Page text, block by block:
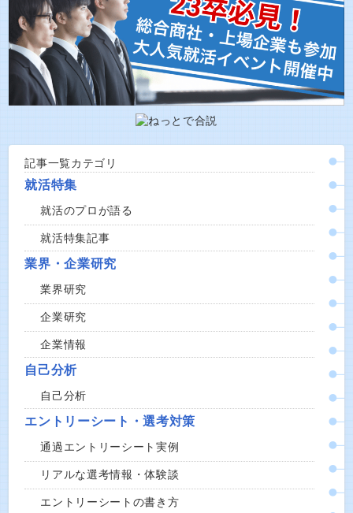
記事一覧カテゴリ
就活特集
就活のプロが語る
就活特集記事
業界・企業研究
業界研究
企業研究
企業情報
自己分析
自己分析
エントリーシート・選考対策
通過エントリーシート実例
リアルな選考情報・体験談
エントリーシートの書き方